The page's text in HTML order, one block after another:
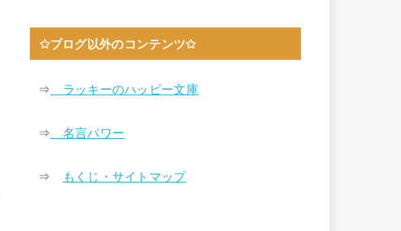
✩ブログ以外のコンテンツ✩
⇒ ラッキーのハッピー文庫
⇒ 名言パワー
⇒ もくじ・サイトマップ